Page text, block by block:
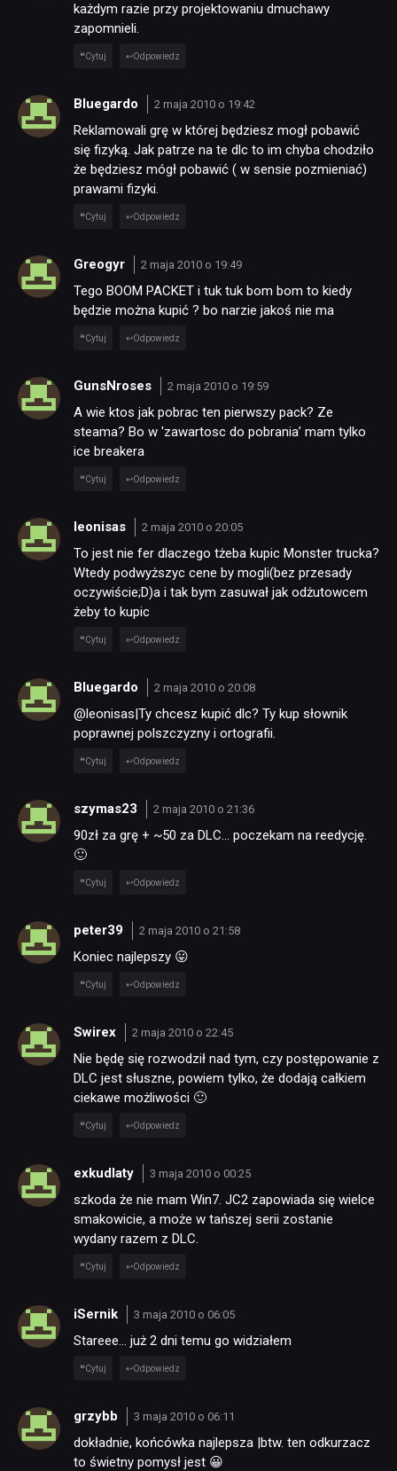
każdym razie przy projektowaniu dmuchawy
zapomnieli.
Cytuj Odpowiedz
Bluegardo 2 maja 2010 o 19:42
Reklamowali grę w której będziesz mogł pobawić
się fizyką. Jak patrze na te dlc to im chyba chodziło
że będziesz mógł pobawić ( w sensie pozmieniać)
prawami fizyki.
Cytuj Odpowiedz
Greogyr 2 maja 2010 o 19:49
Tego BOOM PACKET i tuk tuk bom bom to kiedy
będzie można kupić ? bo narzie jakoś nie ma
Cytuj Odpowiedz
GunsNroses 2 maja 2010 o 19:59
A wie ktos jak pobrac ten pierwszy pack? Ze
steama? Bo w 'zawartosc do pobrania’ mam tylko
ice breakera
Cytuj Odpowiedz
leonisas 2 maja 2010 o 20:05
To jest nie fer dlaczego tżeba kupic Monster trucka?
Wtedy podwyższyc cene by mogli(bez przesady
oczywiście;D)a i tak bym zasuwał jak odżutowcem
żeby to kupic
Cytuj Odpowiedz
Bluegardo 2 maja 2010 o 20:08
@leonisas|Ty chcesz kupić dlc? Ty kup słownik
poprawnej polszczyzny i ortografii.
Cytuj Odpowiedz
szymas23 2 maja 2010 o 21:36
90zł za grę + ~50 za DLC… poczekam na reedycję.
🙂
Cytuj Odpowiedz
peter39 2 maja 2010 o 21:58
Koniec najlepszy 😛
Cytuj Odpowiedz
Swirex 2 maja 2010 o 22:45
Nie będę się rozwodził nad tym, czy postępowanie z
DLC jest słuszne, powiem tylko, że dodają całkiem
ciekawe możliwości 🙂
Cytuj Odpowiedz
exkudlaty 3 maja 2010 o 00:25
szkoda że nie mam Win7. JC2 zapowiada się wielce
smakowicie, a może w tańszej serii zostanie
wydany razem z DLC.
Cytuj Odpowiedz
iSernik 3 maja 2010 o 06:05
Stareee… już 2 dni temu go widziałem
Cytuj Odpowiedz
grzybb 3 maja 2010 o 06:11
dokładnie, końcówka najlepsza |btw. ten odkurzacz
to świetny pomysł jest 😀